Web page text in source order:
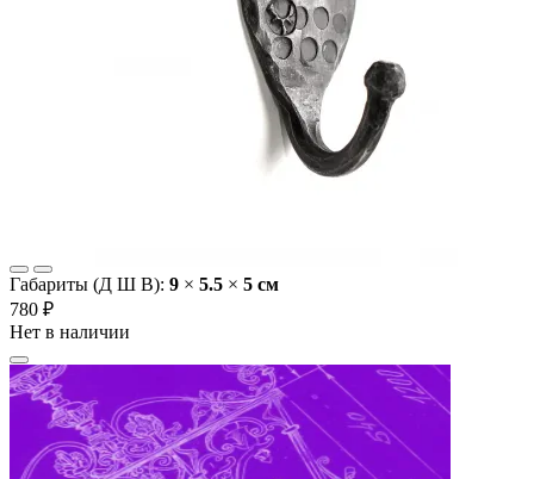
Габариты (Д Ш В): 9 × 5.5 × 5 cм
780 ₽
Нет в наличии